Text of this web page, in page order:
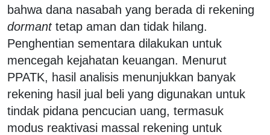
bahwa dana nasabah yang berada di rekening
dormanttetap aman dan tidak hilang.
Penghentian sementara dilakukan untuk
mencegah kejahatan keuangan. Menurut
PPATK, hasil analisis menunjukkan banyak
rekening hasil jual beli yang digunakan untuk
tindak pidana pencucian uang, termasuk
modus reaktivasi massal rekening untuk